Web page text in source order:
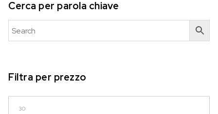
Cerca per parola chiave
Filtra per prezzo